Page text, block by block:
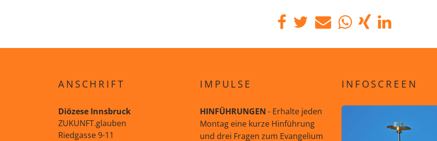
ANSCHRIFT
Diözese Innsbruck
ZUKUNFT.glauben
Riedgasse 9-11
IMPULSE
HINFÜHRUNGEN - Erhalte jeden
Montag eine kurze Hinführung
und drei Fragen zum Evangelium
INFOSCREEN